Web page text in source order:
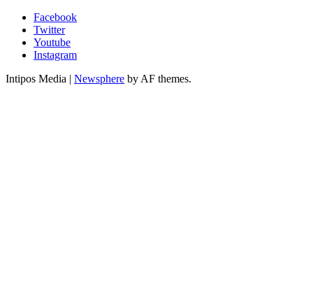
Facebook
Twitter
Youtube
Instagram
Intipos Media | Newsphere by AF themes.